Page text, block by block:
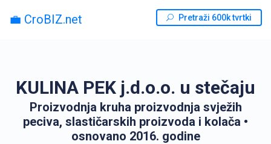
💼 CroBIZ.net Pretraži 600k tvrtki
KULINA PEK j.d.o.o. u stečaju
Proizvodnja kruha proizvodnja svježih
peciva, slastičarskih proizvoda i kolača •
osnovano 2016. godine